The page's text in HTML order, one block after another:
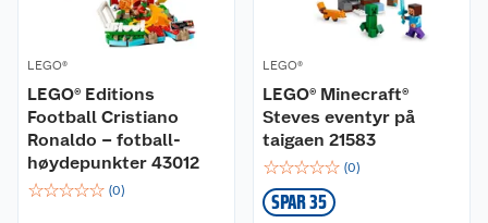
LEGO®
LEGO® Editions
Football Cristiano
Ronaldo – fotball-
høydepunkter 43012
☆☆☆☆☆ (0)
LEGO®
LEGO® Minecraft®
Steves eventyr på
taigaen 21583
☆☆☆☆☆ (0)
SPAR 35